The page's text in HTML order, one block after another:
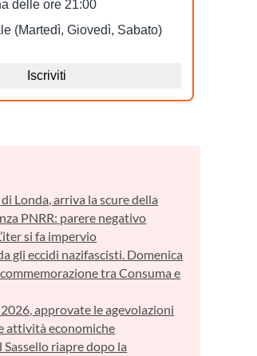
Londa, arriva la scure della
PNRR: parere negativo
si fa impervio
gli eccidi nazifascisti. Domenica
tra Consuma e
approvate le agevolazioni
attività economiche
Sassello riapre dopo la